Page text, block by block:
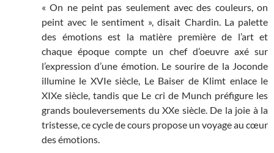
« On ne peint pas seulement avec des couleurs, on
peint avec le sentiment », disait Chardin. La palette
des émotions est la matière première de l’art et
chaque époque compte un chef d’oeuvre axé sur
l’expression d’une émotion. Le sourire de la Joconde
illumine le XVIe siècle, Le Baiser de Klimt enlace le
XIXe siècle, tandis que Le cri de Munch préfigure les
grands bouleversements du XXe siècle. De la joie à la
tristesse, ce cycle de cours propose un voyage au cœur
des émotions.